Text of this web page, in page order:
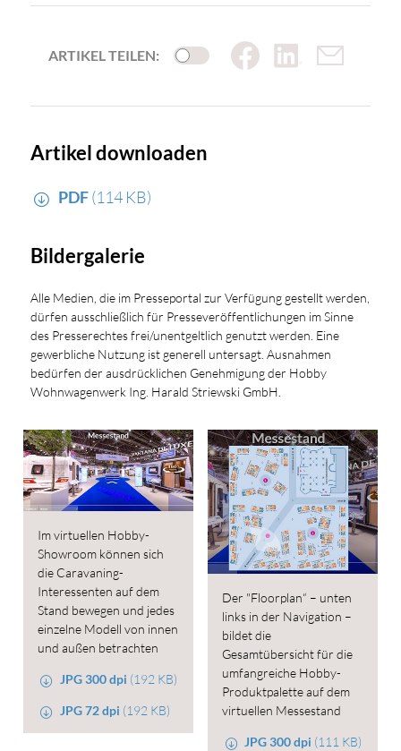
ARTIKEL TEILEN:
Artikel downloaden
PDF(114 KB)
Bildergalerie
Alle Medien, die im Presseportal zur Verfügung gestellt werden,
dürfen ausschließlich für Presseveröffentlichungen im Sinne
des Presserechtes frei/unentgeltlich genutzt werden. Eine
gewerbliche Nutzung ist generell untersagt. Ausnahmen
bedürfen der ausdrücklichen Genehmigung der Hobby
Wohnwagenwerk Ing. Harald Striewski GmbH.
Im virtuellen Hobby-
Showroom können sich
die Caravaning-
Interessenten auf dem
Stand bewegen und jedes
einzelne Modell von innen
und außen betrachten
JPG 300 dpi (192 KB)
JPG 72 dpi (192 KB)
Der "Floorplan“ – unten
links in der Navigation –
bildet die
Gesamtübersicht für die
umfangreiche Hobby-
Produktpalette auf dem
virtuellen Messestand
JPG 300 dpi (111 KB)